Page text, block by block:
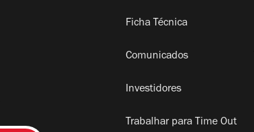
Ficha Técnica
Comunicados
Investidores
Trabalhar para Time Out